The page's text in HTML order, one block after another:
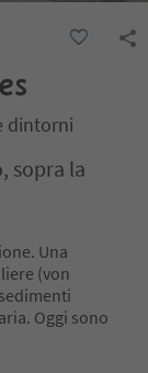
dintorni
sopra la
Una
(von
Oggi sono